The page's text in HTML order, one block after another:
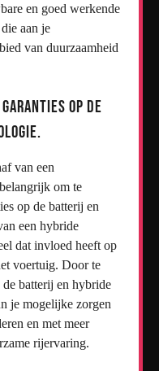
en goed werkende
aan je
van duurzaamheid
op de
van een
om te
op de batterij en
een hybride
dat invloed heeft op
voertuig. Door te
batterij en hybride
je mogelijke zorgen
en met meer
rijervaring.